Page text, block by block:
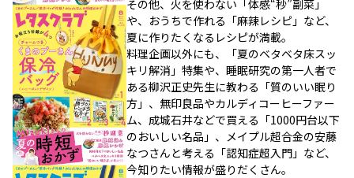
その他、火を使わない「体感“秒”副菜」
や、おうちで作れる「麻辣レシピ」など、
夏に作りたくなるレシピが満載。
料理企画以外にも、「夏のベタベタ床スッ
キリ解消」特集や、睡眠研究の第一人者で
ある柳沢正史先生に教わる「質のいい眠り
方」、無印良品やカルディコーヒーファー
ム、成城石井などで買える「1000円台以下
のおいしい名品」、メイプル超合金の安藤
なつさんと考える「認知症超入門」など、
今知りたい情報が盛りだくさん。